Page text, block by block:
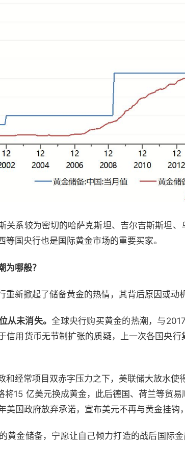
关系较为密切的哈萨克斯坦、吉尔吉斯斯坦
等国央行也是国际黄金市场的重要买家。
为哪般？
重新掀起了储备黄金的热情，其背后原因或动
从未消失。全球央行购买黄金的热潮，与
信用货币无节制扩张的质疑，上一次各国央
和经常项目双赤字压力之下，美联储大放水
15 亿美元换成黄金，此后德国、荷兰等贸
国政府放弃承诺，宣布美元不再与黄金挂钩
黄金储备，宁愿让自己倾力打造的战后国际